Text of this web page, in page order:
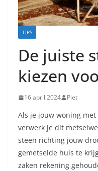
TIPS
De juiste
kiezen
16 april 2024 Piet
Als je jouw woning
verwerk je dit
steen richting jouw
gemetselde huis te
zaken rekening